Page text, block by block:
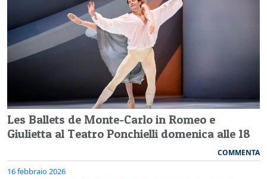
Les Ballets de Monte-Carlo in Romeo e
Giulietta al Teatro Ponchielli domenica alle 18
COMMENTA
16 febbraio 2026